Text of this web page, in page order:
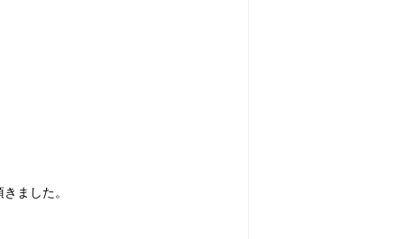
ました。